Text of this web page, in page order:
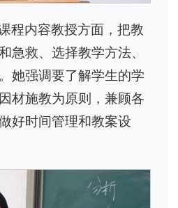
程内容教授方面，把教
急救、选择教学方法、
她强调要了解学生的学
材施教为原则，兼顾各
好时间管理和教案设